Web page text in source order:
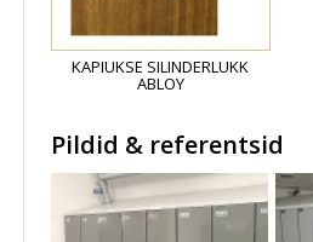
KAPIUKSE SILINDERLUKK
ABLOY
Pildid & referentsid